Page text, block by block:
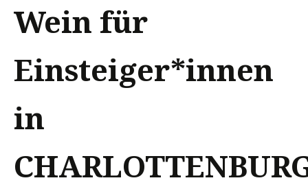
Wein für
Einsteiger*innen
in